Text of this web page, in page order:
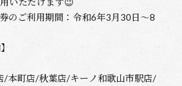
のご利用期間：令和6年3月30日～8
/本町店/秋葉店/キーノ和歌山市駅店/